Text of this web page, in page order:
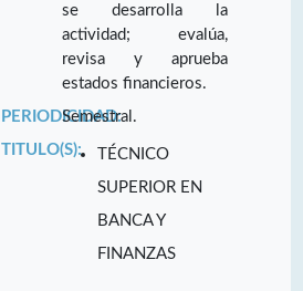
se desarrolla la
actividad; evalúa,
revisa y aprueba
estados financieros.
PERIODICIDAD:
Semestral.
TITULO(S):
TÉCNICO
SUPERIOR EN
BANCA Y
FINANZAS